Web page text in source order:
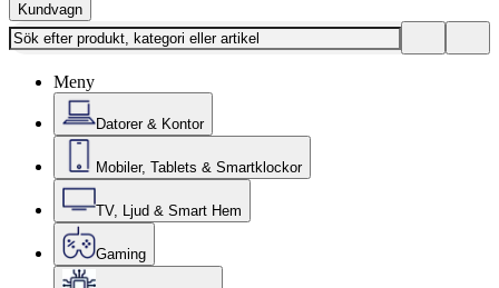
Kundvagn
Meny
Datorer & Kontor
Mobiler, Tablets & Smartklockor
TV, Ljud & Smart Hem
Gaming